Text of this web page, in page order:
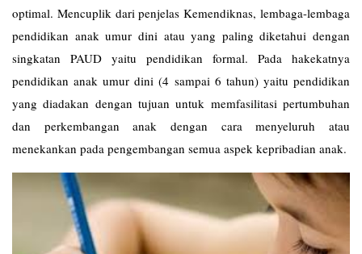
optimal. Mencuplik dari penjelas Kemendiknas, lembaga-lembaga
pendidikan anak umur dini atau yang paling diketahui dengan
singkatan PAUD yaitu pendidikan formal. Pada hakekatnya
pendidikan anak umur dini (4 sampai 6 tahun) yaitu pendidikan
yang diadakan dengan tujuan untuk memfasilitasi pertumbuhan
dan perkembangan anak dengan cara menyeluruh atau
menekankan pada pengembangan semua aspek kepribadian anak.